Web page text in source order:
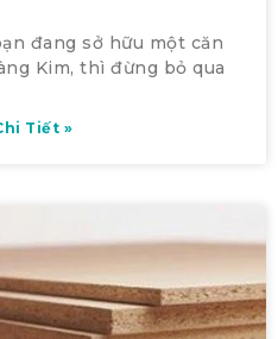
đang sở hữu một căn
Kim, thì đừng bỏ qua
Tiết »